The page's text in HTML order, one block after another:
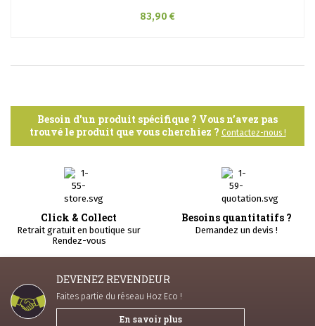
83,90 €
Besoin d'un produit spécifique ? Vous n’avez pas
trouvé le produit que vous cherchiez ? Contactez-nous !
Click & Collect
Retrait gratuit en boutique sur
Rendez-vous
Besoins quantitatifs ?
Demandez un devis !
DEVENEZ REVENDEUR
Faites partie du réseau Hoz Eco !
En savoir plus